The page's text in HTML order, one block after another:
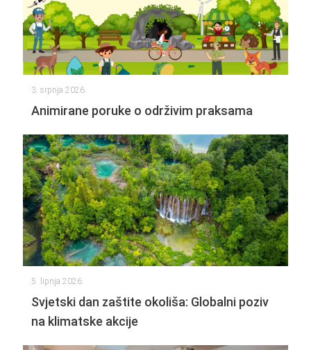
3. srpnja 2026.
Animirane poruke o održivim praksama
5. lipnja 2026.
Svjetski dan zaštite okoliša: Globalni poziv
na klimatske akcije